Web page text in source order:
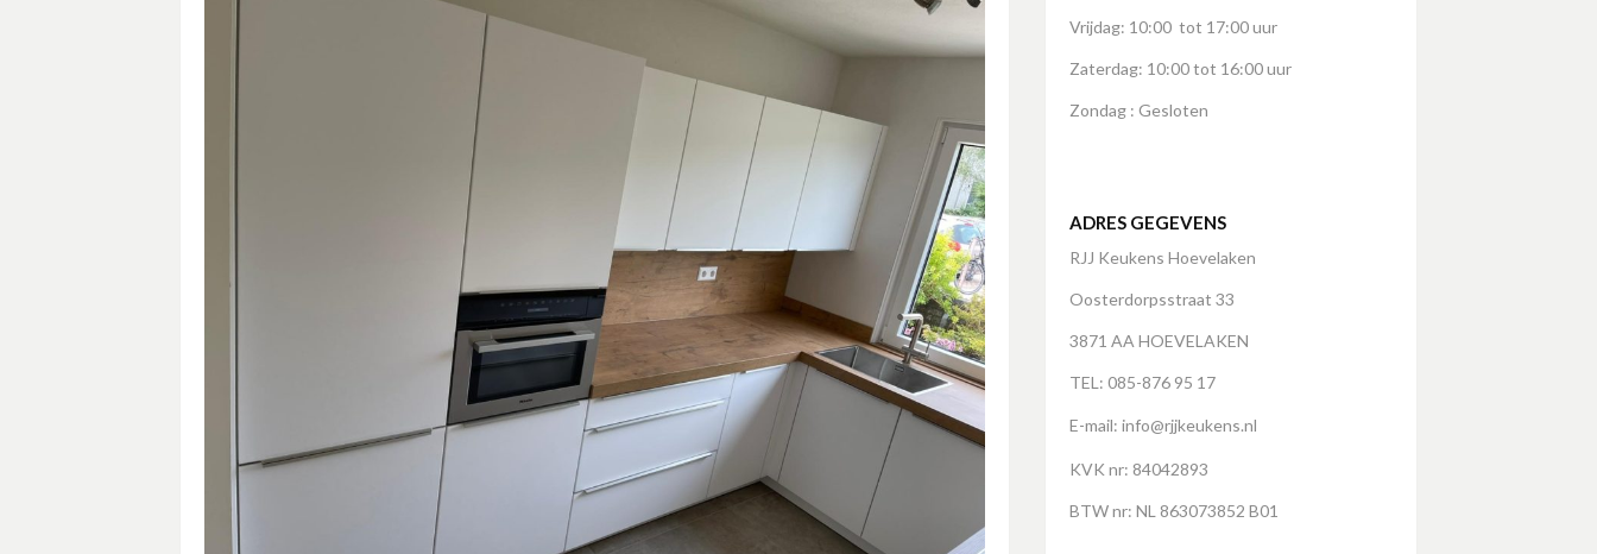
Vrijdag: 10:00 tot 17:00 uur
Zaterdag: 10:00 tot 16:00 uur
Zondag : Gesloten
ADRES GEGEVENS
RJJ Keukens Hoevelaken
Oosterdorpsstraat 33
3871 AA HOEVELAKEN
TEL: 085-876 95 17
E-mail: info@rjjkeukens.nl
KVK nr: 84042893
BTW nr: NL 863073852 B01